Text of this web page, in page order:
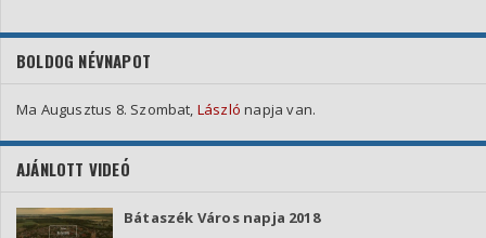
BOLDOG NÉVNAPOT
Ma Augusztus 8. Szombat, László napja van.
AJÁNLOTT VIDEÓ
Bátaszék Város napja 2018